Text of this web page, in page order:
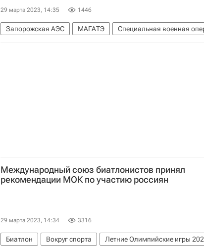
29 марта 2023, 14:35 1446
Запорожская АЭС МАГАТЭ Специальная военная
Росэнергоатом
Рафаэль Гросси Украина Россия
Международный союз биатлонистов принял
рекомендации МОК по участию россиян
29 марта 2023, 14:34 3316
Биатлон Вокруг спорта
Летние Олимпийские игры